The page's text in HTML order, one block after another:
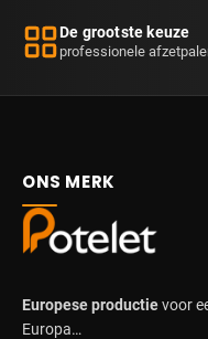
De grootste keuze
professionele
ONS MERK
Europese productievoor
Europa…